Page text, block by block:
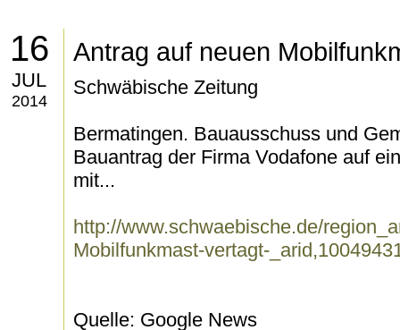
16
JUL
2014
Antrag auf neuen
Schwäbische Zeitung
Bermatingen. Bauausschuss und
Bauantrag der Firma Vodafone auf
mit...
http://www.schwaebische.de/
Mobilfunkmast-vertagt-
Quelle: Google News